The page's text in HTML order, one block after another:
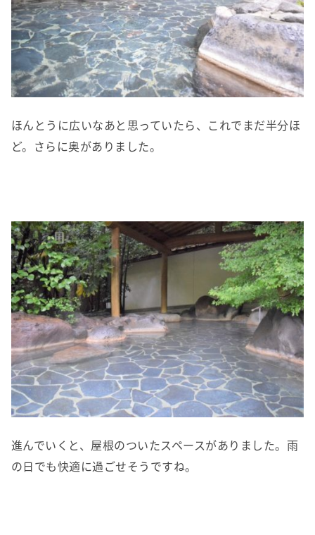
ほんとうに広いなあと思っていたら、これでまだ半分ほ
ど。さらに奥がありました。
進んでいくと、屋根のついたスペースがありました。雨
の日でも快適に過ごせそうですね。